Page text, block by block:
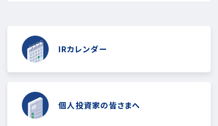
IRカレンダー
個人投資家の皆さまへ